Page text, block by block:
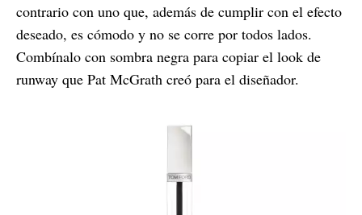
contrario con uno que, además de cumplir con el efecto
deseado, es cómodo y no se corre por todos lados.
Combínalo con sombra negra para copiar el look de
runway que Pat McGrath creó para el diseñador.